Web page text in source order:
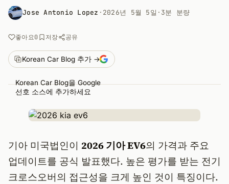
Jose Antonio Lopez · 2026년 5월 5일 · 3분 분량
좋아요0 저장 공유
Korean Car Blog 추가 →
Korean Car Blog을 Google
선호 소스에 추가하세요
기아 미국법인이 2026 기아 EV6의 가격과 주요
업데이트를 공식 발표했다. 높은 평가를 받는 전기
크로스오버의 접근성을 크게 높인 것이 특징이다.